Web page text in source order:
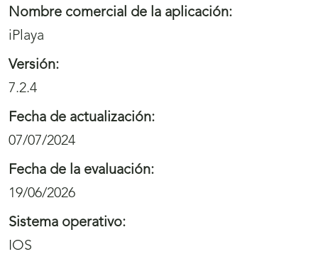
Nombre comercial de la aplicación:
iPlaya
Versión:
7.2.4
Fecha de actualización:
07/07/2024
Fecha de la evaluación:
19/06/2026
Sistema operativo:
IOS